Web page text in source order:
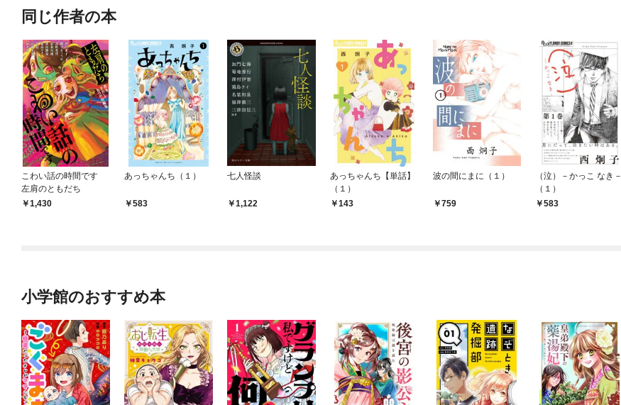
同じ作者の本
こわい話の時間です
左肩のともだち
1,430
あっちゃんち（１）
583
七人怪談
1,122
あっちゃんち【単話】
（１）
143
波の間にまに（１）
759
（泣）－かっこ なき－
（１）
583
小学館のおすすめ本